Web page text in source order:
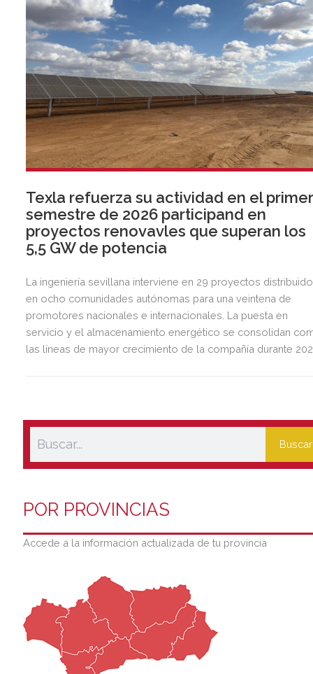
Texla refuerza su actividad en el
semestre de 2026 participand en
proyectos renovavles que superan los
5,5 GW de potencia
La ingeniería sevillana interviene en 29 proyectos
en ocho comunidades autónomas para una veintena de
promotores nacionales e internacionales. La puesta en
servicio y el almacenamiento energético se consolidan
las líneas de mayor crecimiento de la compañía durante
Buscar
POR PROVINCIAS
Accede a la información actualizada de tu provincia